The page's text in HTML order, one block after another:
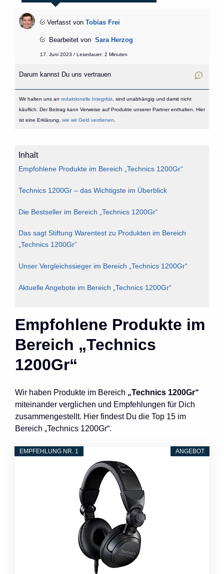
Verfasst von Tobias Frei
Bearbeitet von Sara Herzog
17. Juni 2023 / Lesedauer: 2 Minuten
Darum kannst Du uns vertrauen
Wir halten uns an redaktionelle Integrität, sind unabhängig und damit nicht
käuflich. Der Beitrag kann Verweise auf Produkte unserer Partner enthalten. Hier
ist eine Erklärung, wie wir Geld verdienen
Inhalt
Empfohlene Produkte im Bereich „Technics 1200Gr“
Technics 1200Gr – das Wichtigste im Überblick
Die Bestseller im Bereich „Technics 1200Gr“
Das sagt Stiftung Warentest zu Produkten im Bereich
„Technics 1200Gr“
Unser Vergleichssieger im Bereich „Technics 1200Gr“
Aktuelle Angebote im Bereich „Technics 1200Gr“
Empfohlene Produkte im
Bereich „Technics
1200Gr“
Wir haben Produkte im Bereich „Technics 1200Gr“
miteinander verglichen und Empfehlungen für Dich
zusammengestellt. Hier findest Du die Top 15 im
Bereich „Technics 1200Gr“.
ANGEBOT
EMPFEHLUNG NR. 1